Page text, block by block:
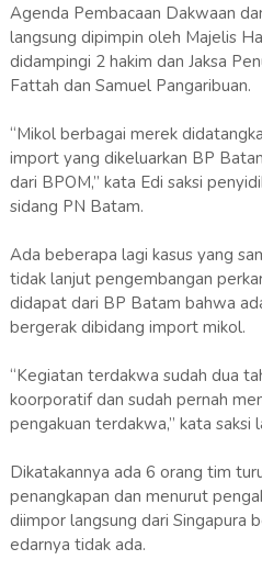
Agenda Pembacaan Dakwaan
langsung dipimpin oleh Majelis
didampingi 2 hakim dan Jaksa
Fattah dan Samuel Pangaribuan.
“Mikol berbagai merek
import yang dikeluarkan BP
dari BPOM,” kata Edi saksi
sidang PN Batam.
Ada beberapa lagi kasus yang
tidak lanjut pengembangan
didapat dari BP Batam bahwa
bergerak dibidang import mikol.
“Kegiatan terdakwa sudah dua
koorporatif dan sudah pernah
pengakuan terdakwa,” kata saksi
Dikatakannya ada 6 orang tim
penangkapan dan menurut
diimpor langsung dari Singapura
edarnya tidak ada.